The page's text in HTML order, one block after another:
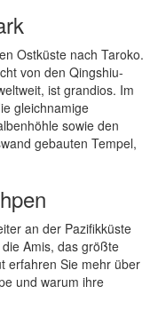
Ostküste nach Taroko.
von den Qingshiu-
ist grandios. Im
gleichnamige
sowie den
gebauten Tempel,
an der Pazifikküste
Amis, das größte
erfahren Sie mehr über
und warum ihre